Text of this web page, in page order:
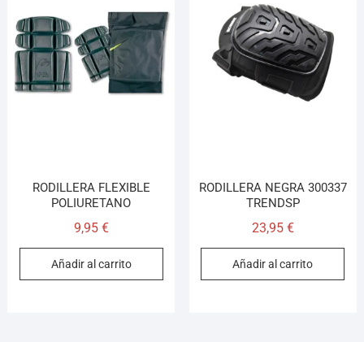
RODILLERA FLEXIBLE
POLIURETANO
9,95 €
Añadir al carrito
RODILLERA NEGRA 300337
TRENDSP
23,95 €
Añadir al carrito